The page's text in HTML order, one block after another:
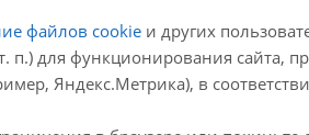
Москва
Новосибирск
Самара
файлов cookieи других
п.) для функционирования сайта,
Яндекс.Метрика), в